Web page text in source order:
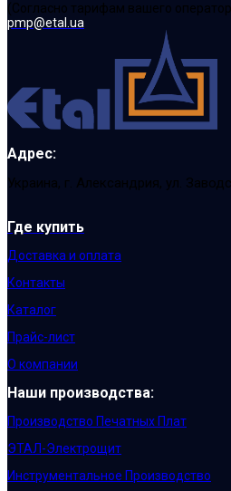
(Cогласно тарифам вашего
pmp@etal.ua
Адрес:
Украина, г. Александрия, ул.
Где купить
Доставка и оплата
Контакты
Каталог
Прайс-лист
О компании
Наши производства:
Производство Печатных Плат
ЭТАЛ-Электрощит
Инструментальное Производство